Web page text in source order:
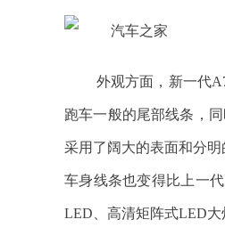
外观方面，新一代
跑车一般的尾部线条，
采用了阔大的表面和分
车身线条也变得比上一
LED、高清矩阵式LED大